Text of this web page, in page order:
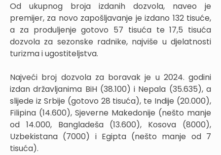
Od ukupnog broja izdanih dozvola, naveo je
premijer, za novo zapošljavanje je izdano 132 tisuće,
a za produljenje gotovo 57 tisuća te 17,5 tisuća
dozvola za sezonske radnike, najviše u djelatnosti
turizma i ugostiteljstva.
Najveći broj dozvola za boravak je u 2024. godini
izdan državljanima BiH (38.100) i Nepala (35.635), a
slijede iz Srbije (gotovo 28 tisuća), te Indije (20.000),
Filipina (14.600), Sjeverne Makedonije (nešto manje
od 14.000, Bangladeša (13.600), Kosova (8000),
Uzbekistana (7000) i Egipta (nešto manje od 7
tisuća).